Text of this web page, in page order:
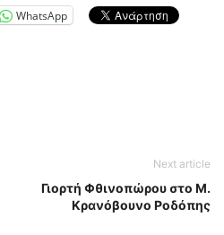
WhatsApp
Next article
Γιορτή Φθινοπώρου στο Μ.
Κρανόβουνο Ροδόπης